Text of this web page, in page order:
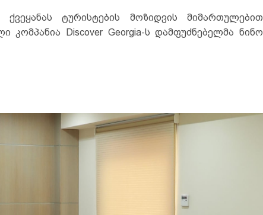
ტურისტების მოზიდვის მიმართულებით
კომპანია Discover Georgia-ს დამფუძნებელმა ნინო